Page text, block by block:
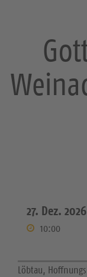
27. Dez. 2026
10:00
Löbtau,